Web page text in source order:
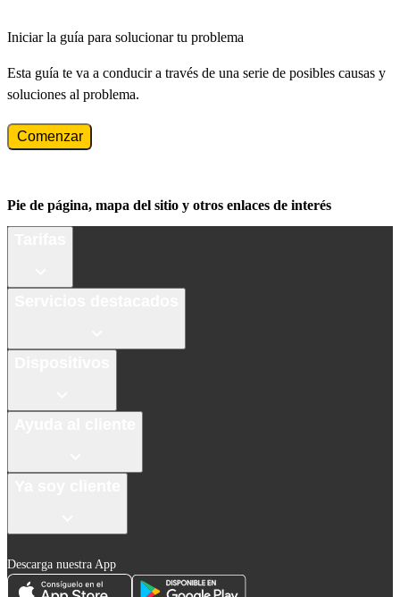
Iniciar la guía para solucionar tu problema
Esta guía te va a conducir a través de una serie de posibles causas y
soluciones al problema.
Comenzar
Pie de página, mapa del sitio y otros enlaces de interés
Descarga nuestra App